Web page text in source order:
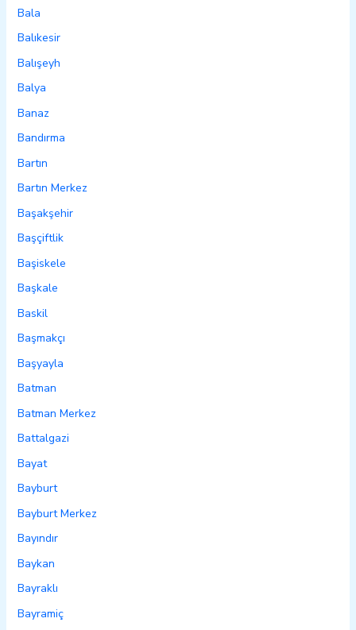
Bala
Balıkesir
Balışeyh
Balya
Banaz
Bandırma
Bartın
Bartın Merkez
Başakşehir
Başçiftlik
Başiskele
Başkale
Baskil
Başmakçı
Başyayla
Batman
Batman Merkez
Battalgazi
Bayat
Bayburt
Bayburt Merkez
Bayındır
Baykan
Bayraklı
Bayramiç